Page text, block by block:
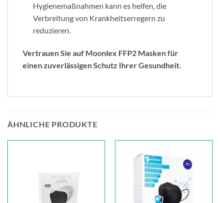
Hygienemaßnahmen kann es helfen, die
Verbreitung von Krankheitserregern zu
reduzieren.
Vertrauen Sie auf Moonlex FFP2 Masken für
einen zuverlässigen Schutz Ihrer Gesundheit.
ÄHNLICHE PRODUKTE